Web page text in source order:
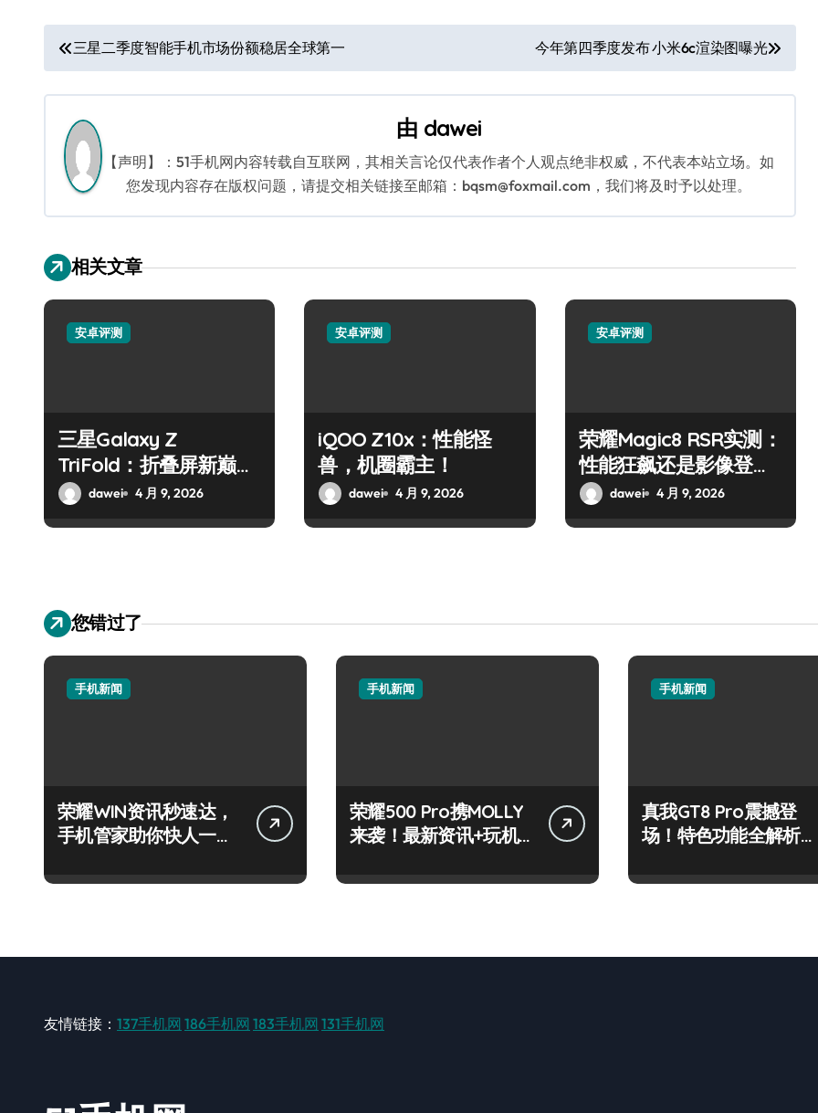
文
章
航
三星二季度智能手机市场份额稳居全球第一 今年第四季度发布 小米6c渲染图曝光
由 dawei
【声明】：51手机网内容转载自互联网，其相关言论仅代表作者个人观点绝非权威，不代表本站立场。如
您发现内容存在版权问题，请提交相关链接至邮箱：bqsm@foxmail.com，我们将及时予以处理。
相关文章
安卓评测
三星Galaxy Z
TriFold：折叠屏新巅
峰，手机高手必看！
dawei 4 月 9, 2026
安卓评测
iQOO Z10x：性能怪
兽，机圈霸主！
dawei 4 月 9, 2026
安卓评测
荣耀Magic8 RSR实测：
性能狂飙还是影像登
顶？dawei 4 月 9, 2026
您错过了
手机新闻
荣耀WIN资讯秒速达，
手机管家助你快人一步
手机新闻
荣耀500 Pro携MOLLY
来袭！最新资讯+玩机
手机新闻
真我GT8 Pro震撼登
场！特色功能全解析，
友情链接： 137手机网 186手机网 183手机网 131手机网